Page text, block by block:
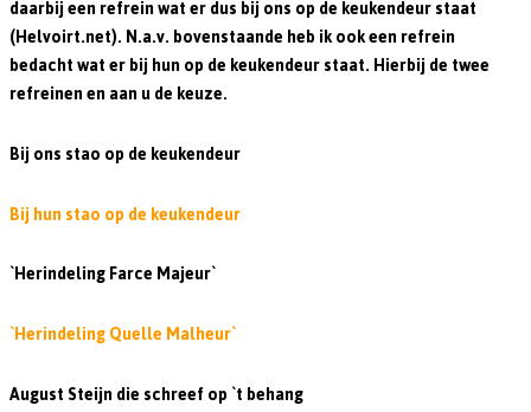
daarbij een refrein wat er dus bij ons op de keukendeur staat
(Helvoirt.net). N.a.v. bovenstaande heb ik ook een refrein
bedacht wat er bij hun op de keukendeur staat. Hierbij de twee
refreinen en aan u de keuze.
Bij ons stao op de keukendeur
Bij hun stao op de keukendeur
`Herindeling Farce Majeur`
`Herindeling Quelle Malheur`
August Steijn die schreef op `t behang